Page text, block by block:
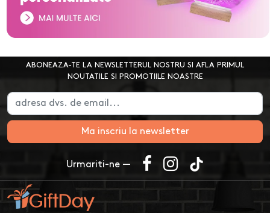
ABONEAZA-TE LA NEWSLETTERUL NOSTRU SI AFLA PRIMUL
NOUTATILE SI PROMOTIILE NOASTRE
Ma inscriu la newsletter
Urmariti-ne —